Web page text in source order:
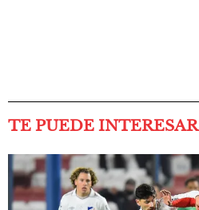
TE PUEDE INTERESAR